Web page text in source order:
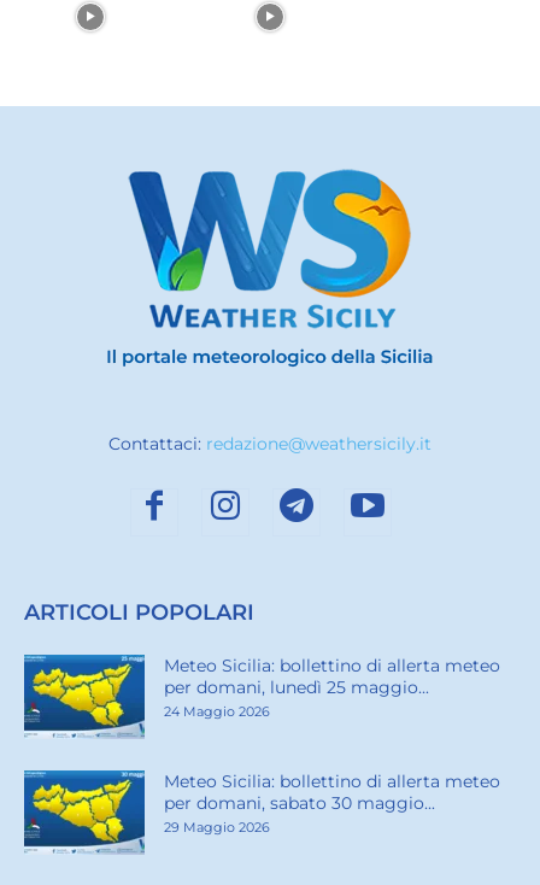
Contattaci: redazione@weathersicily.it
ARTICOLI POPOLARI
Meteo Sicilia: bollettino di allerta meteo
per domani, lunedì 25 maggio...
24 Maggio 2026
Meteo Sicilia: bollettino di allerta meteo
per domani, sabato 30 maggio...
29 Maggio 2026